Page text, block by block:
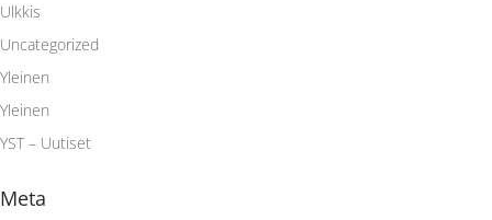
Ulkkis
Uncategorized
Yleinen
Yleinen
YST – Uutiset
Meta